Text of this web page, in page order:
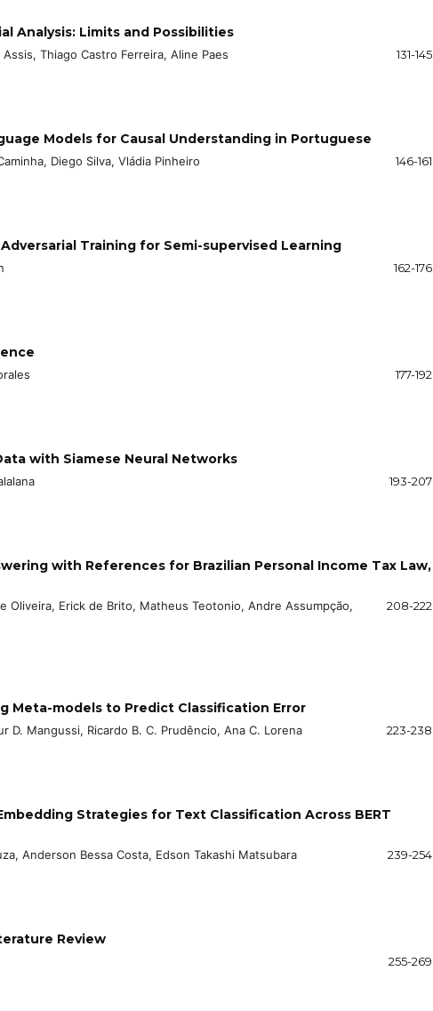
Analysis: Limits and Possibilities
Thiago Castro Ferreira, Aline Paes 131-145
Models for Causal Understanding in Portuguese
Diego Silva, Vládia Pinheiro 146-161
Training for Semi-supervised Learning
162-176
177-192
with Siamese Neural Networks
193-207
with References for Brazilian Personal Income Tax Law,
Oliveira, Erick de Brito, Matheus Teotonio, Andre Assumpção,
208-222
Meta-models to Predict Classification Error
D. Mangussi, Ricardo B. C. Prudêncio, Ana C. Lorena 223-238
Strategies for Text Classification Across BERT
Anderson Bessa Costa, Edson Takashi Matsubara 239-254
Review
255-269